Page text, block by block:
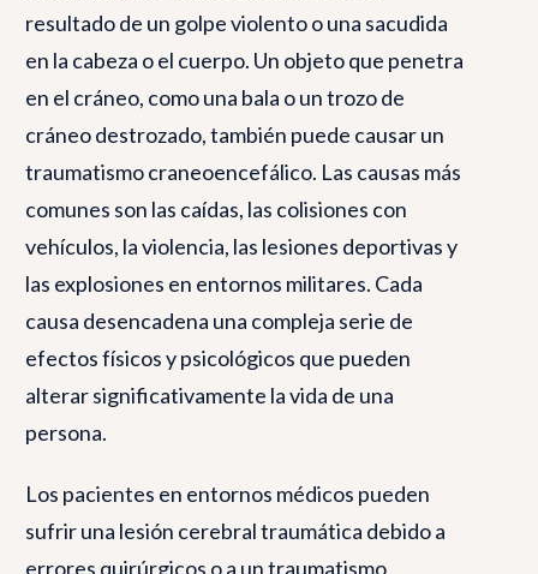
resultado de un golpe violento o una sacudida
en la cabeza o el cuerpo. Un objeto que penetra
en el cráneo, como una bala o un trozo de
cráneo destrozado, también puede causar un
traumatismo craneoencefálico. Las causas más
comunes son las caídas, las colisiones con
vehículos, la violencia, las lesiones deportivas y
las explosiones en entornos militares. Cada
causa desencadena una compleja serie de
efectos físicos y psicológicos que pueden
alterar significativamente la vida de una
persona.
Los pacientes en entornos médicos pueden
sufrir una lesión cerebral traumática debido a
errores quirúrgicos o a un traumatismo